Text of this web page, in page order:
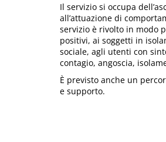
Il servizio si occupa
all’attuazione di
servizio è rivolto in modo
positivi, ai soggetti in
sociale, agli utenti con
contagio, angoscia,
È previsto anche un
e supporto.